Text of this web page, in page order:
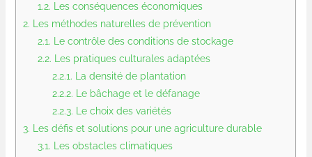
1.2. Les conséquences économiques
2. Les méthodes naturelles de prévention
2.1. Le contrôle des conditions de stockage
2.2. Les pratiques culturales adaptées
2.2.1. La densité de plantation
2.2.2. Le bâchage et le défanage
2.2.3. Le choix des variétés
3. Les défis et solutions pour une agriculture durable
3.1. Les obstacles climatiques